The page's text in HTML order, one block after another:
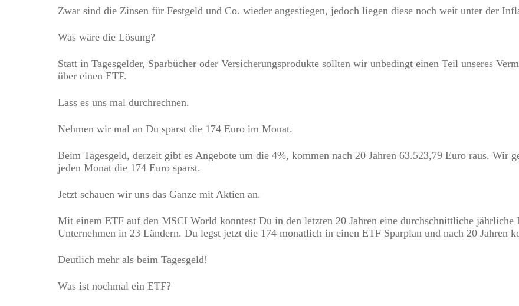
Zwar sind die Zinsen für Festgeld und Co. wieder angestiegen, jedoch liegen diese noch weit unter der
Was wäre die Lösung?
Statt in Tagesgelder, Sparbücher oder Versicherungsprodukte sollten wir unbedingt einen Teil unseres
über einen ETF.
Lass es uns mal durchrechnen.
Nehmen wir mal an Du sparst die 174 Euro im Monat.
Beim Tagesgeld, derzeit gibt es Angebote um die 4%, kommen nach 20 Jahren 63.523,79 Euro raus. Wir
jeden Monat die 174 Euro sparst.
Jetzt schauen wir uns das Ganze mit Aktien an.
Mit einem ETF auf den MSCI World konntest Du in den letzten 20 Jahren eine durchschnittliche
Unternehmen in 23 Ländern. Du legst jetzt die 174 monatlich in einen ETF Sparplan und nach 20 Jahren
Deutlich mehr als beim Tagesgeld!
Was ist nochmal ein ETF?